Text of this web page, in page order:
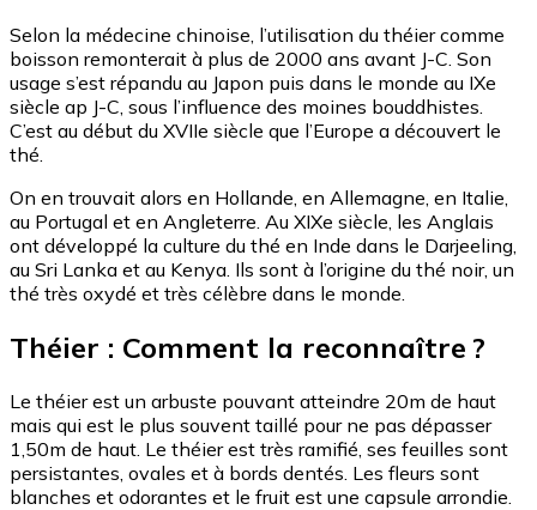
Selon la médecine chinoise, l’utilisation du théier comme
boisson remonterait à plus de 2000 ans avant J-C. Son
usage s’est répandu au Japon puis dans le monde au IXe
siècle ap J-C, sous l’influence des moines bouddhistes.
C’est au début du XVIIe siècle que l’Europe a découvert le
thé.
On en trouvait alors en Hollande, en Allemagne, en Italie,
au Portugal et en Angleterre. Au XIXe siècle, les Anglais
ont développé la culture du thé en Inde dans le Darjeeling,
au Sri Lanka et au Kenya. Ils sont à l’origine du thé noir, un
thé très oxydé et très célèbre dans le monde.
Théier : Comment la reconnaître ?
Le théier est un arbuste pouvant atteindre 20m de haut
mais qui est le plus souvent taillé pour ne pas dépasser
1,50m de haut. Le théier est très ramifié, ses feuilles sont
persistantes, ovales et à bords dentés. Les fleurs sont
blanches et odorantes et le fruit est une capsule arrondie.